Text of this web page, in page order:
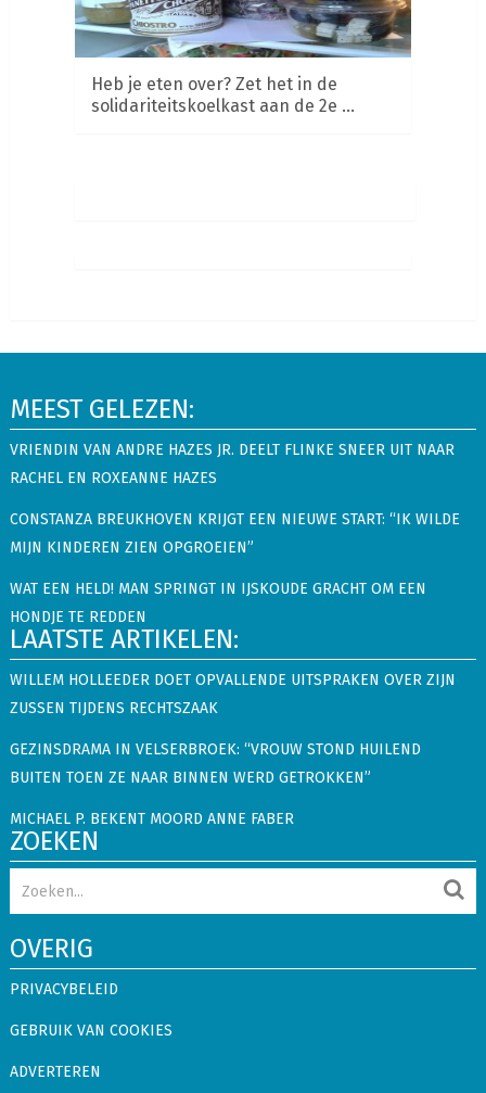
Heb je eten over? Zet het in de
solidariteitskoelkast aan de 2e …
MEEST GELEZEN:
VRIENDIN VAN ANDRE HAZES JR. DEELT FLINKE SNEER UIT NAAR
RACHEL EN ROXEANNE HAZES
CONSTANZA BREUKHOVEN KRIJGT EEN NIEUWE START: “IK WILDE
MIJN KINDEREN ZIEN OPGROEIEN”
WAT EEN HELD! MAN SPRINGT IN IJSKOUDE GRACHT OM EEN
HONDJE TE REDDEN
LAATSTE ARTIKELEN:
WILLEM HOLLEEDER DOET OPVALLENDE UITSPRAKEN OVER ZIJN
ZUSSEN TIJDENS RECHTSZAAK
GEZINSDRAMA IN VELSERBROEK: “VROUW STOND HUILEND
BUITEN TOEN ZE NAAR BINNEN WERD GETROKKEN”
MICHAEL P. BEKENT MOORD ANNE FABER
ZOEKEN
OVERIG
PRIVACYBELEID
GEBRUIK VAN COOKIES
ADVERTEREN